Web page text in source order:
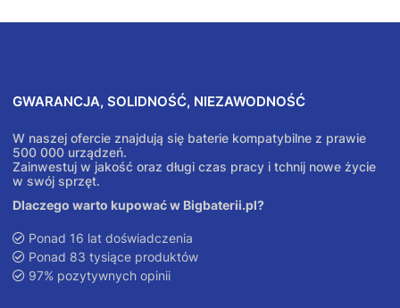
GWARANCJA, SOLIDNOŚĆ, NIEZAWODNOŚĆ
W naszej ofercie znajdują się baterie kompatybilne z prawie
500 000 urządzeń.
Zainwestuj w jakość oraz długi czas pracy i tchnij nowe życie
w swój sprzęt.
Dlaczego warto kupować w Bigbaterii.pl?
Ponad 16 lat doświadczenia
Ponad 83 tysiące produktów
97% pozytywnych opinii